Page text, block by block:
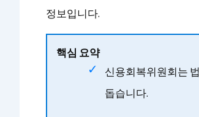
정보입니다.
핵심 요약
신용회복위원회는
돕습니다.